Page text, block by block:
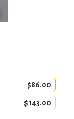
$86.00
$143.00